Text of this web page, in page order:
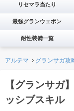
リセマラ当たり
最強グランウェポン
耐性装備一覧
アルテマ グランサガ攻
【グランサガ
ッシブスキル